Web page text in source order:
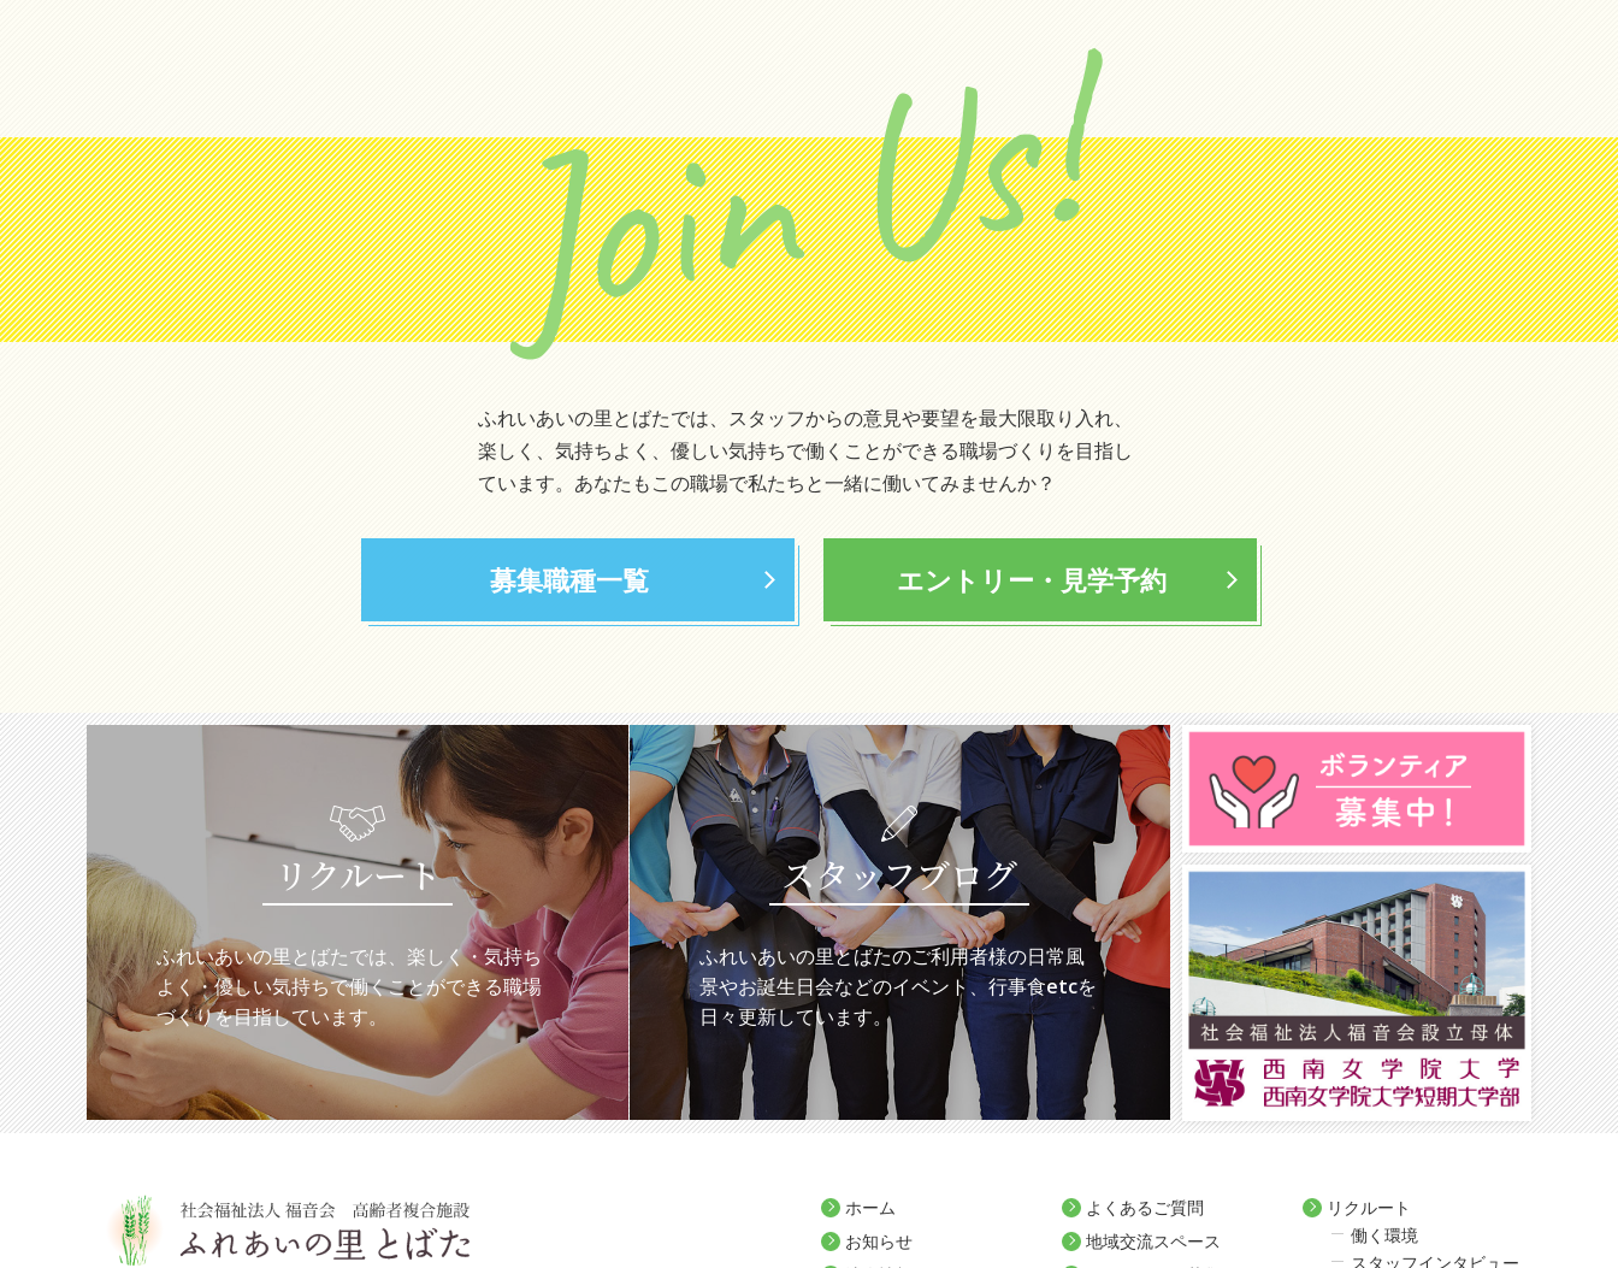
Join Us!
ふれいあいの里とばたでは、スタッフからの意見や要望を最大限取り入れ、
楽しく、気持ちよく、優しい気持ちで働くことができる職場づくりを目指し
ています。あなたもこの職場で私たちと一緒に働いてみませんか？
募集職種一覧 エントリー・見学予約
リクルート
ふれいあいの里とばたでは、楽しく・気持ち
よく・優しい気持ちで働くことができる職場
づくりを目指しています。
スタッフブログ
ふれいあいの里とばたのご利用者様の日常風
景やお誕生日会などのイベント、行事食etcを
日々更新しています。
ホーム
お知らせ
よくあるご質問
地域交流スペース
リクルート
働く環境
スタッフインタビュー